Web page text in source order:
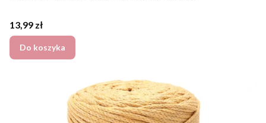
Cena
13,99 zł
Do koszyka